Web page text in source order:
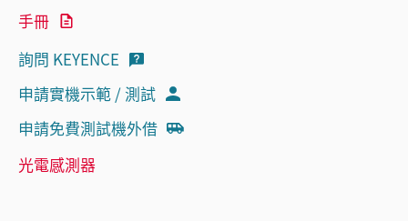
手冊
詢問 KEYENCE
申請實機示範 / 測試
申請免費測試機外借
光電感測器